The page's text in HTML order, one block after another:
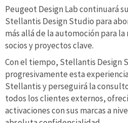
Peugeot Design Lab continuará
Stellantis Design Studio para
más allá de la automoción para
socios y proyectos clave.
Con el tiempo, Stellantis Design
progresivamente esta
Stellantis y perseguirá la
todos los clientes externos,
activaciones con sus marcas a